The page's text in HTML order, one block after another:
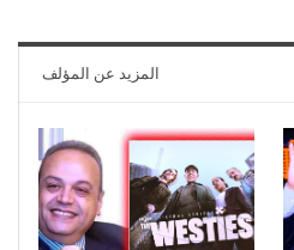
المزيد عن المؤلف